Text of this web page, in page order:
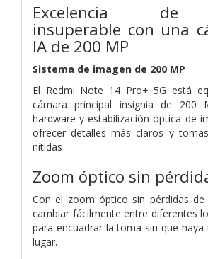
Excelencia de
insuperable con una
IA de 200 MP
Sistema de imagen de 200 MP
El Redmi Note 14 Pro+ 5G está
cámara principal insignia de 200
hardware y estabilización óptica de
ofrecer detalles más claros y
nítidas
Zoom óptico sin
Con el zoom óptico sin pérdidas de
cambiar fácilmente entre diferentes
para encuadrar la toma sin que haya
lugar.